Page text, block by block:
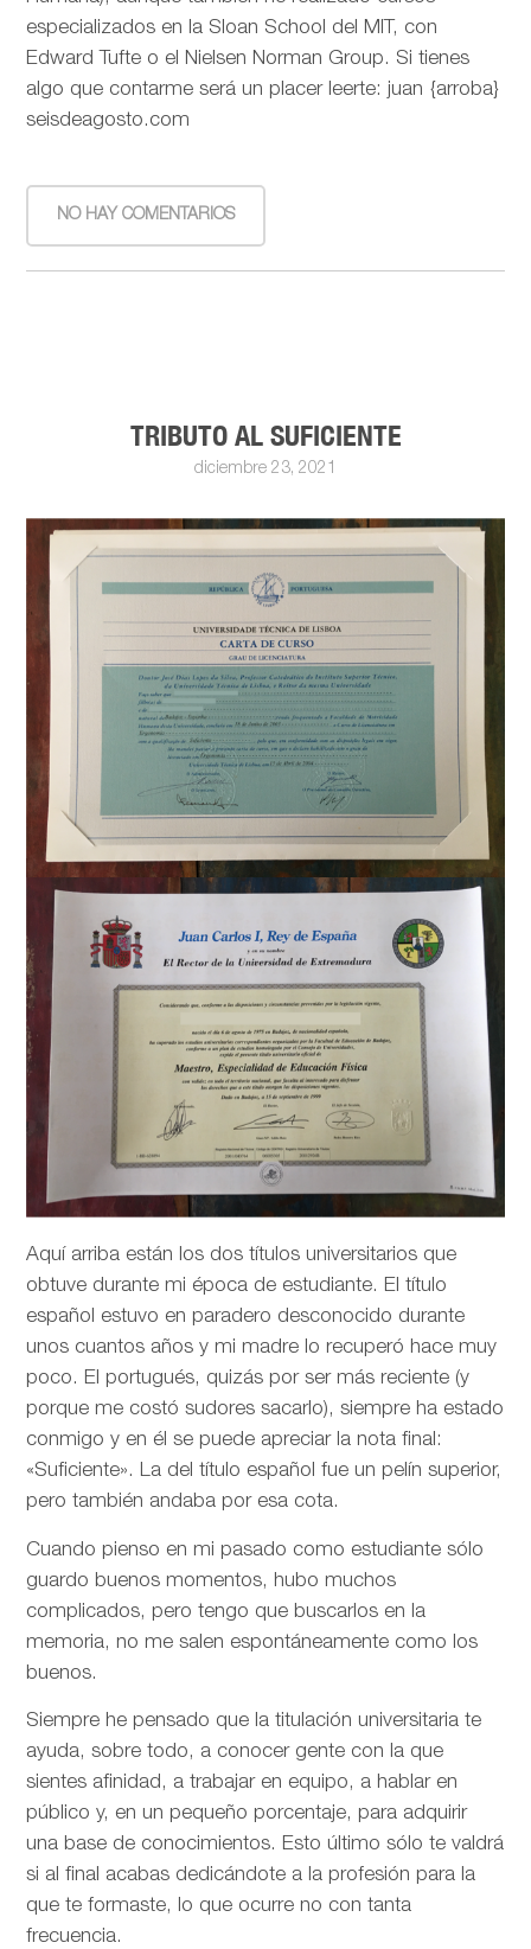
especializados en la Sloan School del MIT, con
Edward Tufte o el Nielsen Norman Group. Si tienes
algo que contarme será un placer leerte: juan {arroba}
seisdeagosto.com
NO HAY COMENTARIOS
TRIBUTO AL SUFICIENTE
diciembre 23, 2021
Aquí arriba están los dos títulos universitarios que
obtuve durante mi época de estudiante. El título
español estuvo en paradero desconocido durante
unos cuantos años y mi madre lo recuperó hace muy
poco. El portugués, quizás por ser más reciente (y
porque me costó sudores sacarlo), siempre ha estado
conmigo y en él se puede apreciar la nota final:
«Suficiente». La del título español fue un pelín superior,
pero también andaba por esa cota.
Cuando pienso en mi pasado como estudiante sólo
guardo buenos momentos, hubo muchos
complicados, pero tengo que buscarlos en la
memoria, no me salen espontáneamente como los
buenos.
Siempre he pensado que la titulación universitaria te
ayuda, sobre todo, a conocer gente con la que
sientes afinidad, a trabajar en equipo, a hablar en
público y, en un pequeño porcentaje, para adquirir
una base de conocimientos. Esto último sólo te valdrá
si al final acabas dedicándote a la profesión para la
que te formaste, lo que ocurre no con tanta
frecuencia.